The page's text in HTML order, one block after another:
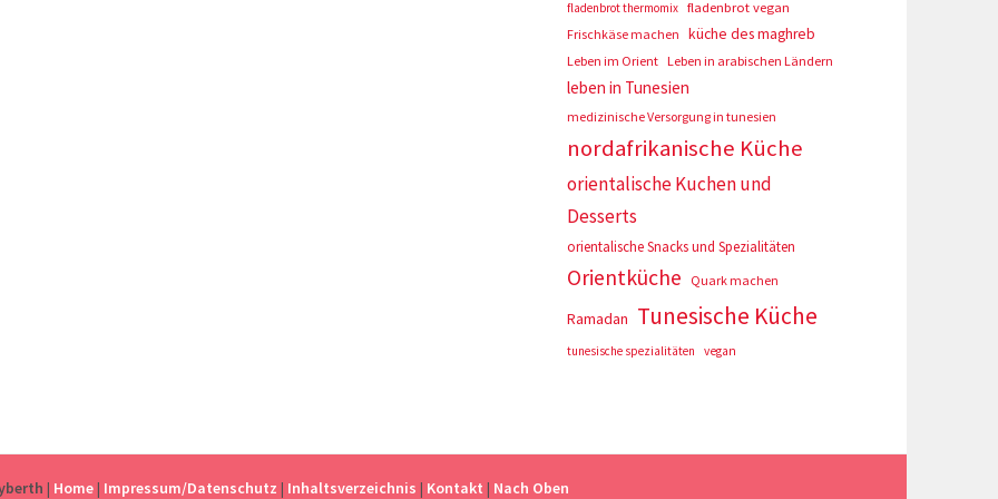
fladenbrot thermomix fladenbrot vegan
Frischkäse machen küche des maghreb
Leben im Orient Leben in arabischen Ländern
leben in Tunesien
medizinische Versorgung in tunesien
nordafrikanische Küche
orientalische Kuchen und
Desserts
orientalische Snacks und Spezialitäten
Orientküche Quark machen
Ramadan Tunesische Küche
tunesische spezialitäten vegan
| Home| Impressum/Datenschutz | Inhaltsverzeichnis | Kontakt | Nach Oben